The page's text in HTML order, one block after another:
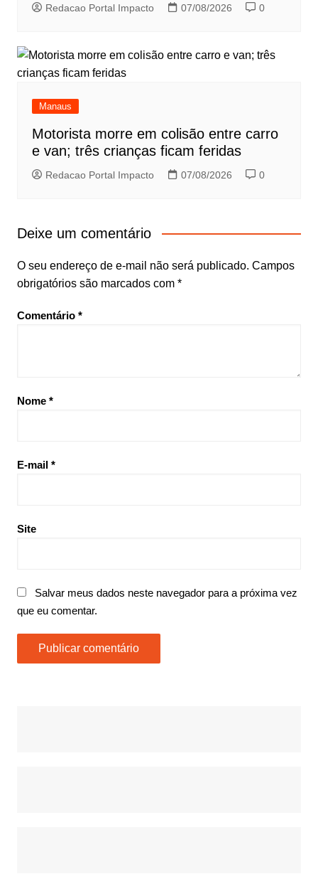
Redacao Portal Impacto 07/08/2026 0
Manaus
Motorista morre em colisão entre carro
e van; três crianças ficam feridas
Redacao Portal Impacto 07/08/2026 0
Deixe um comentário
O seu endereço de e-mail não será publicado. Campos
obrigatórios são marcados com *
Comentário *
Nome *
E-mail *
Site
Salvar meus dados neste navegador para a próxima vez
que eu comentar.